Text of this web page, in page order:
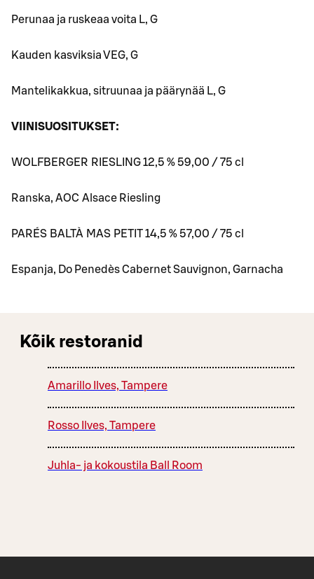
Perunaa ja ruskeaa voita L, G
Kauden kasviksia VEG, G
Mantelikakkua, sitruunaa ja päärynää L, G
VIINISUOSITUKSET:
WOLFBERGER RIESLING 12,5 % 59,00 / 75 cl
Ranska, AOC Alsace Riesling
PARÉS BALTÀ MAS PETIT 14,5 % 57,00 / 75 cl
Espanja, Do Penedès Cabernet Sauvignon, Garnacha
Kõik restoranid
Amarillo Ilves, Tampere
Rosso Ilves, Tampere
Juhla- ja kokoustila Ball Room